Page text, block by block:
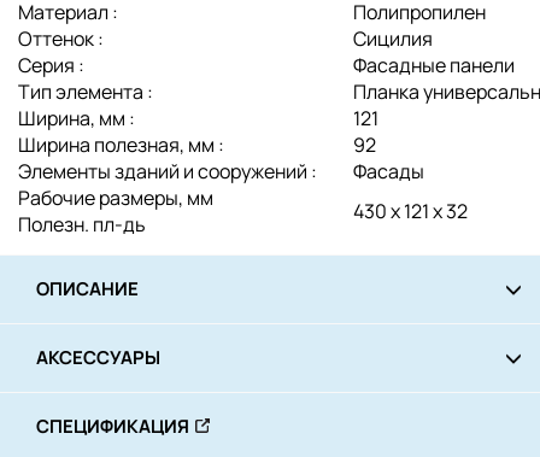
Материал :
Полипропилен
Оттенок :
Сицилия
Серия :
Фасадные панели
Тип элемента :
Планка
Ширина, мм :
121
Ширина полезная, мм :
92
Элементы зданий и сооружений :
Фасады
Рабочие размеры, мм
Полезн. пл-дь
430 х 121 х 32
ОПИСАНИЕ
АКСЕССУАРЫ
СПЕЦИФИКАЦИЯ